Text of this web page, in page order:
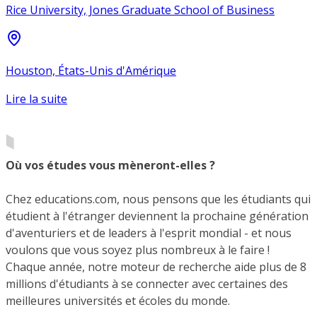
Rice University, Jones Graduate School of Business
Houston, États-Unis d'Amérique
Lire la suite
Où vos études vous mèneront-elles ?
Chez educations.com, nous pensons que les étudiants qui
étudient à l'étranger deviennent la prochaine génération
d'aventuriers et de leaders à l'esprit mondial - et nous
voulons que vous soyez plus nombreux à le faire !
Chaque année, notre moteur de recherche aide plus de 8
millions d'étudiants à se connecter avec certaines des
meilleures universités et écoles du monde.